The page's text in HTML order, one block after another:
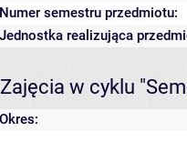
Numer semestru przedmiotu:
Jednostka realizująca
Zajęcia w cyklu
Okres: